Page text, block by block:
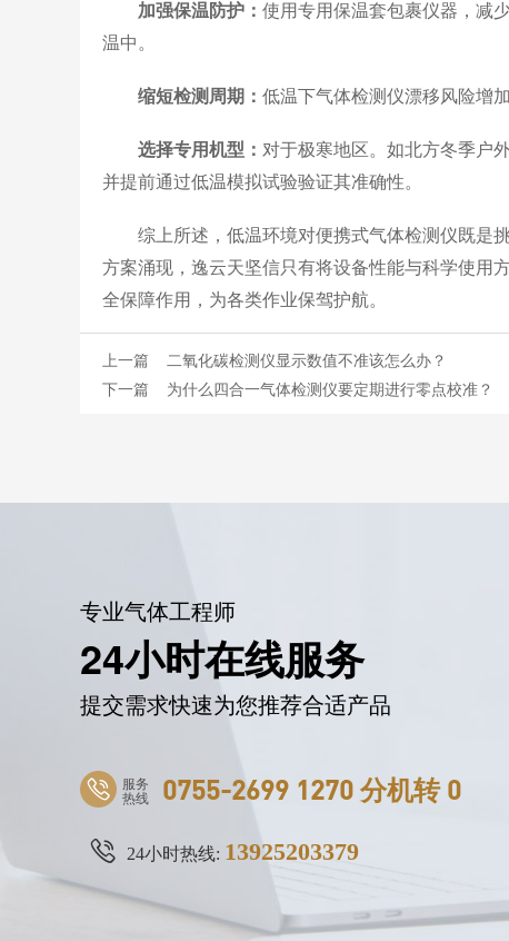
加强保温防护： 使用专用保温套包裹仪器，减
温中。
缩短检测周期： 低温下气体检测仪漂移风险增
选择专用机型： 对于极寒地区。如北方冬季户
并提前通过低温模拟试验验证其准确性。
综上所述，低温环境对便携式气体检测仪既是挑
方案涌现，逸云天坚信只有将设备性能与科学使用
全保障作用，为各类作业保驾护航。
上一篇 二氧化碳检测仪显示数值不准该怎么办？
下一篇 为什么四合一气体检测仪要定期进行零点校准？
专业气体工程师
24小时在线服务
提交需求快速为您推荐合适产品
服务
热线 0755-2699 1270 分机转 0
24小时热线: 13925203379